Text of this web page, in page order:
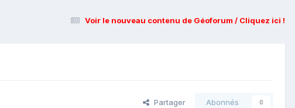
Voir le nouveau contenu de Géoforum / Cliquez ici !
Partager Abonnés 0